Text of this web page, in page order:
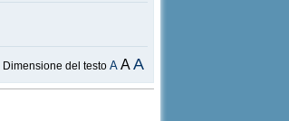
Dimensione del testoA AA